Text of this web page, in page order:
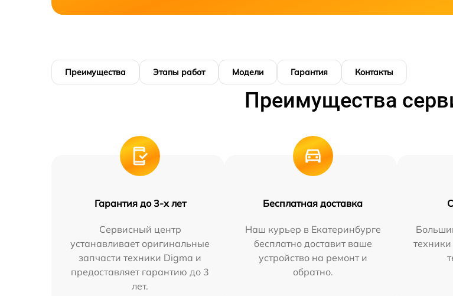
Преимущества Этапы работ Модели Гарантия Контакты
Преимущества
Гарантия до 3-х лет
Сервисный центр
устанавливает оригинальные
запчасти техники Digma и
предоставляет гарантию до 3
лет.
Бесплатная доставка
Наш курьер в Екатеринбурге
бесплатно доставит ваше
устройство на ремонт и
обратно.